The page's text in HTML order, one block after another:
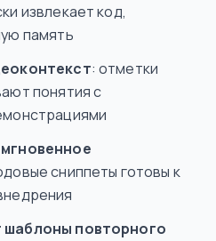
извлекает код,
память
: отметки
понятия с
сниппеты готовы к
повторного